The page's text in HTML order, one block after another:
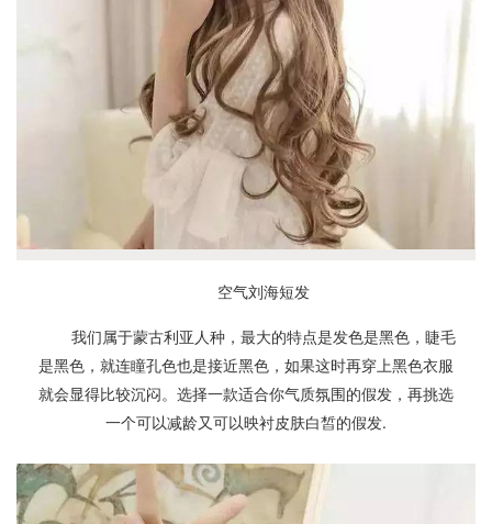
空气刘海短发
我们属于蒙古利亚人种，最大的特点是发色是黑色，睫毛
是黑色，就连瞳孔色也是接近黑色，如果这时再穿上黑色衣服
就会显得比较沉闷。选择一款适合你气质氛围的假发，再挑选
一个可以减龄又可以映衬皮肤白皙的假发.